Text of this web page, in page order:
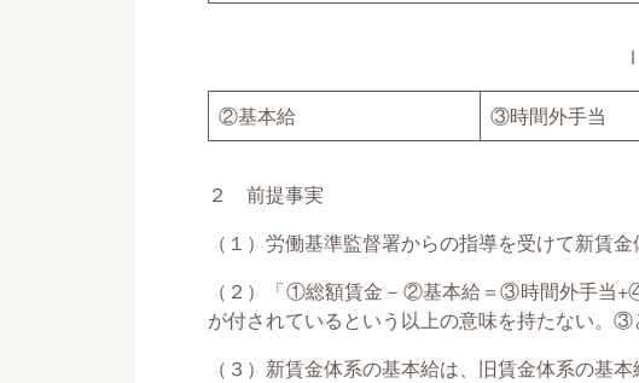
②基本給 ③時間外手当
２ 前提事実
（１）労働基準監督署からの指導を受けて新賃金
（２）「①総額賃金－②基本給＝③時間外手当
が付されているという以上の意味を持たない。
（３）新賃金体系の基本給は、旧賃金体系の基